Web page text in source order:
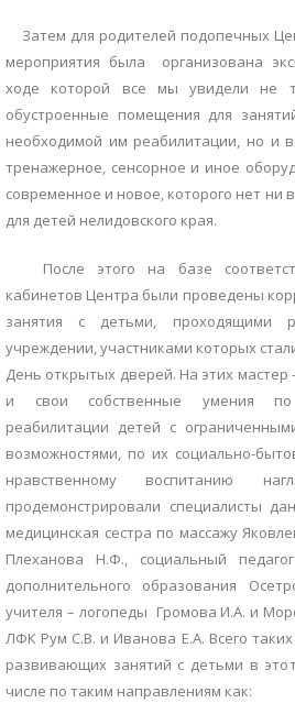
Затем для родителей подопечных
мероприятия была организована
ходе которой все мы увидели не
обустроенные помещения для
необходимой им реабилитации, но и
тренажерное, сенсорное и иное
современное и новое, которого нет ни
для детей нелидовского края.
После этого на базе
кабинетов Центра были проведены
занятия с детьми, проходящими
учреждении, участниками которых
День открытых дверей. На этих мастер
и свои собственные умения по
реабилитации детей с
возможностями, по их социально-
нравственному воспитанию
продемонстрировали специалисты
медицинская сестра по массажу
Плеханова Н.Ф., социальный
дополнительного образования
учителя – логопеды Громова И.А. и
ЛФК Рум С.В. и Иванова Е.А. Всего
развивающих занятий с детьми в
числе по таким направлениям как: